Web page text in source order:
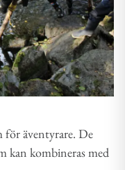
för äventyrare. De
kan kombineras med